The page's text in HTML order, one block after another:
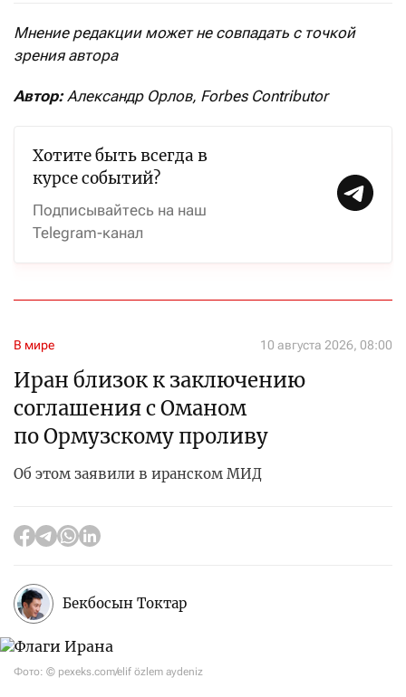
Мнение редакции может не совпадать с точкой
зрения автора
Автор:Александр Орлов, Forbes Contributor
Хотите быть всегда в
курсе событий?
Подписывайтесь на наш
Telegram-канал
В мире 10 августа 2026, 08:00
Иран близок к заключению
соглашения с Оманом
по Ормузскому проливу
Об этом заявили в иранском МИД
Бекбосын Токтар
Фото: © pexeks.com/elif özlem aydeniz